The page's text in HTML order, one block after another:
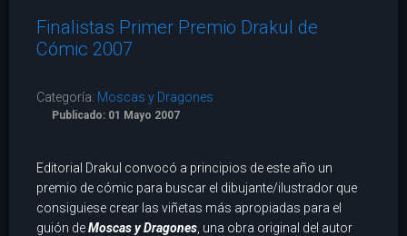
Finalistas Primer Premio Drakul de
Cómic 2007
Categoría: Moscas y Dragones
Publicado: 01 Mayo 2007
Editorial Drakul convocó a principios de este año un
premio de cómic para buscar el dibujante/ilustrador que
consiguiese crear las viñetas más apropiadas para el
guión deMoscas y Dragones , una obra original del autor